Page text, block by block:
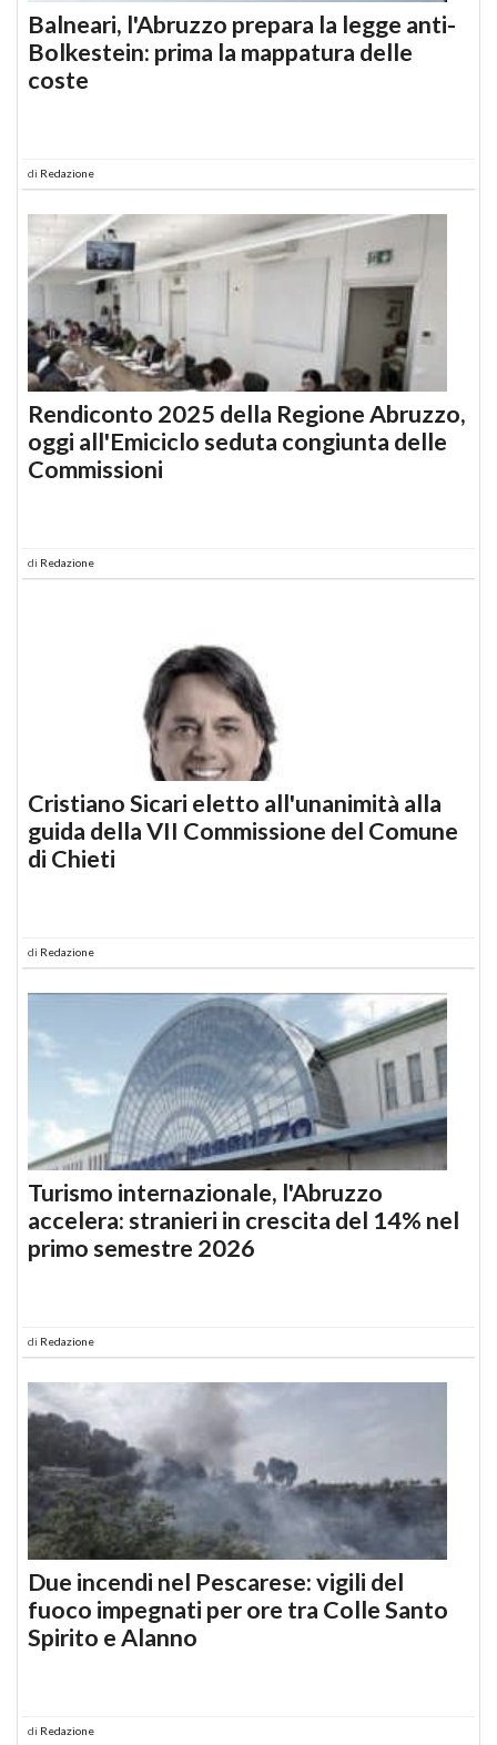
Balneari, l'Abruzzo prepara la legge anti-
Bolkestein: prima la mappatura delle
coste
di Redazione
Rendiconto 2025 della Regione Abruzzo,
oggi all'Emiciclo seduta congiunta delle
Commissioni
di Redazione
Cristiano Sicari eletto all'unanimità alla
guida della VII Commissione del Comune
di Chieti
di Redazione
Turismo internazionale, l'Abruzzo
accelera: stranieri in crescita del 14% nel
primo semestre 2026
di Redazione
Due incendi nel Pescarese: vigili del
fuoco impegnati per ore tra Colle Santo
Spirito e Alanno
di Redazione